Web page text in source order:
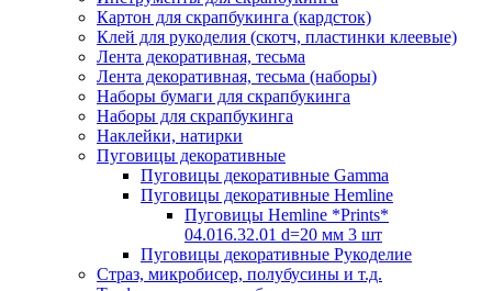
Картон для скрапбукинга (кардсток)
Клей для рукоделия (скотч, пластинки клеевые)
Лента декоративная, тесьма
Лента декоративная, тесьма (наборы)
Наборы бумаги для скрапбукинга
Наборы для скрапбукинга
Наклейки, натирки
Пуговицы декоративные
Пуговицы декоративные Gamma
Пуговицы декоративные Hemline
Пуговицы Hemline *Prints*
04.016.32.01 d=20 мм 3 шт
Пуговицы декоративные Рукоделие
Страз, микробисер, полубусины и т.д.